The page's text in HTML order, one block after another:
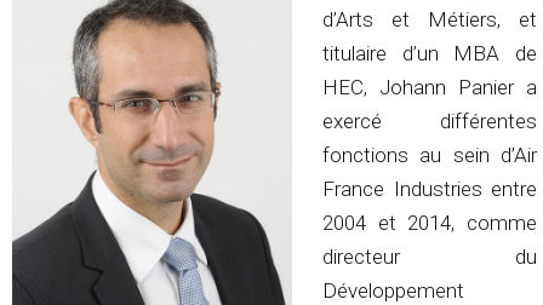
d’Arts et Métiers, et
titulaire d’un MBA de
HEC, Johann Panier a
exercé différentes
fonctions au sein d’Air
France Industries entre
2004 et 2014, comme
directeur du
Développement